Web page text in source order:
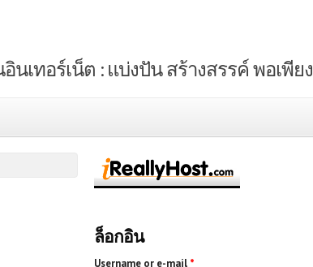
เทอร์เน็ต : แบ่งปัน สร้างสรรค์ พอเพียง
ล็อกอิน
Username or e-mail *